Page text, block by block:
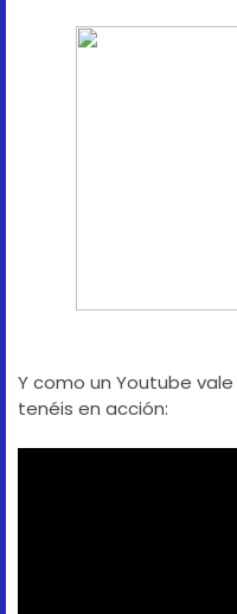
Y como un Youtube
tenéis en acción: